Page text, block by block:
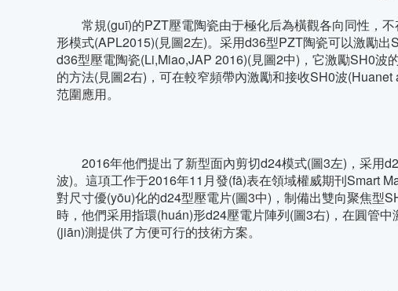
常規(guī)的PZT壓電陶瓷由于極化后為橫觀各向同性，不存
形模式(APL2015)(見圖2左)。采用d36型PZT陶瓷可以激勵出
d36型壓電陶瓷(Li,Miao,JAP 2016)(見圖2中)，它激勵SH0波
的方法(見圖2右)，可在較窄頻帶內激勵和接收SH0波
范圍應用。
2016年他們提出了新型面內剪切d24模式(圖3左)，采
波)。這項工作于2016年11月發(fā)表在領域權威期刊Smart
對尺寸優(yōu)化的d24型壓電片(圖3中)，制備出雙向聚焦
時，他們采用指環(huán)形d24壓電片陣列(圖3右)，在圓
(jiān)測提供了方便可行的技術方案。